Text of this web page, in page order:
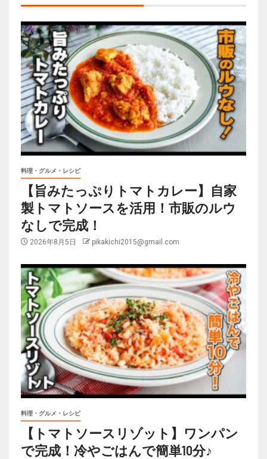
料理・グルメ・レシピ
【旨みたっぷりトマトカレー】自家
製トマトソースを活用！市販のルウ
なしで完成！
2026年8月5日 pikakichi2015@gmail.com
料理・グルメ・レシピ
【トマトソースリゾット】ワンパン
で完成！冷やごはんで簡単10分♪